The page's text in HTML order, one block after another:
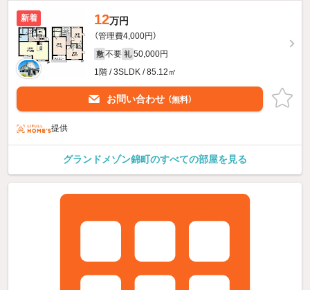
新着 12万円
（管理費4,000円）
敷 不要 礼 50,000円
1階 / 3SLDK / 85.12㎡
お問い合わせ （無料）
提供
グランドメゾン錦町のすべての部屋を見る